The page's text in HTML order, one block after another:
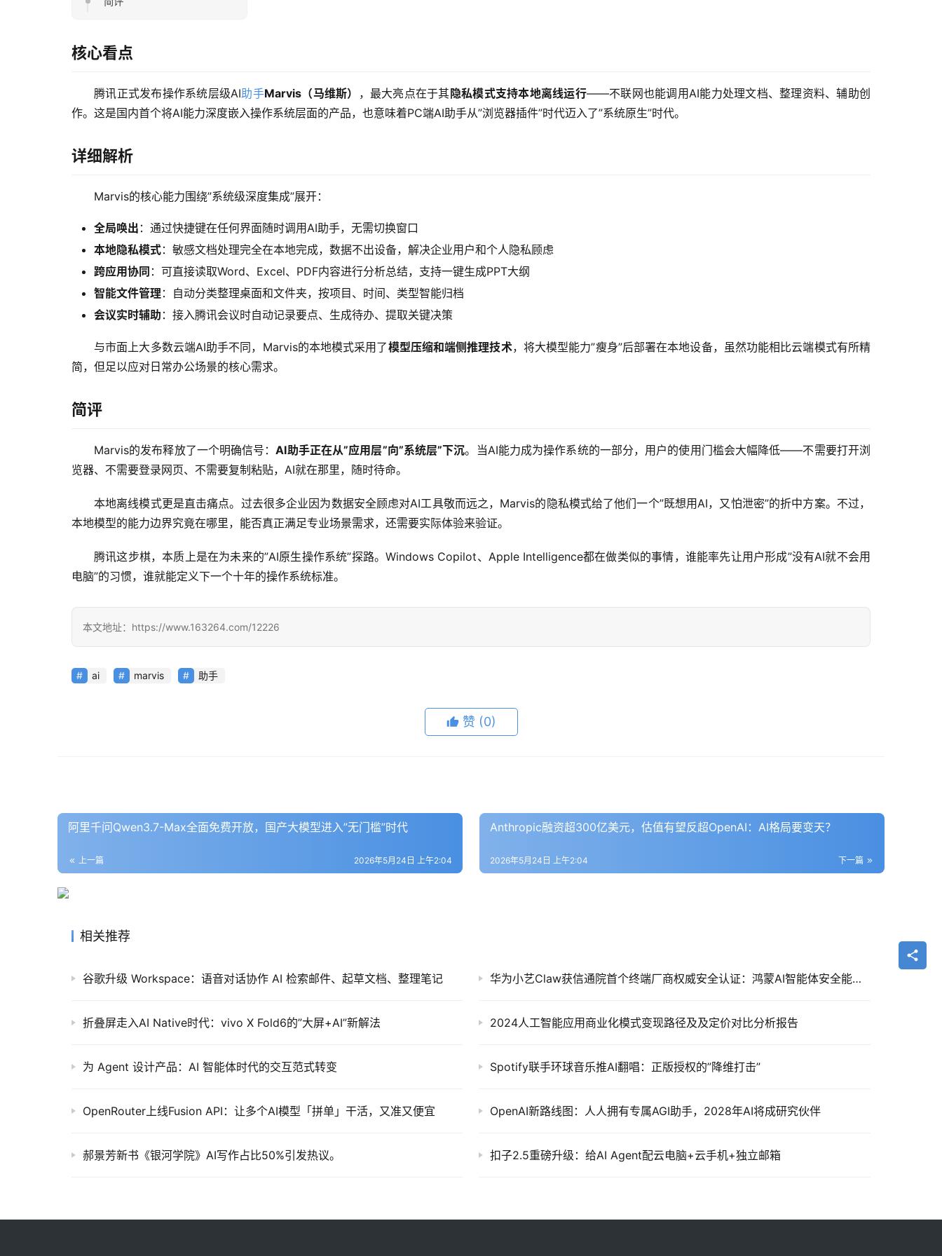
核心看点
腾讯正式发布操作系统层级AI助手Marvis（马维斯） ，最大亮点在于其隐私模式支持本地离线运行——不联网也能调用AI能力处理文档、整理资料、辅助创
作。这是国内首个将AI能力深度嵌入操作系统层面的产品，也意味着PC端AI助手从”浏览器插件”时代迈入了”系统原生”时代。
详细解析
Marvis的核心能力围绕”系统级深度集成”展开：
全局唤出 ：通过快捷键在任何界面随时调用AI助手，无需切换窗口
本地隐私模式：敏感文档处理完全在本地完成，数据不出设备，解决企业用户和个人隐私顾虑
跨应用协同 ：可直接读取Word、Excel、PDF内容进行分析总结，支持一键生成PPT大纲
智能文件管理 ：自动分类整理桌面和文件夹，按项目、时间、类型智能归档
会议实时辅助 ：接入腾讯会议时自动记录要点、生成待办、提取关键决策
与市面上大多数云端AI助手不同，Marvis的本地模式采用了模型压缩和端侧推理技术，将大模型能力”瘦身”后部署在本地设备，虽然功能相比云端模式有所精
简，但足以应对日常办公场景的核心需求。
简评
Marvis的发布释放了一个明确信号：AI助手正在从”应用层”向”系统层”下沉。当AI能力成为操作系统的一部分，用户的使用门槛会大幅降低——不需要打开浏
览器、不需要登录网页、不需要复制粘贴，AI就在那里，随时待命。
本地离线模式更是直击痛点。过去很多企业因为数据安全顾虑对AI工具敬而远之，Marvis的隐私模式给了他们一个”既想用AI，又怕泄密”的折中方案。不过，
本地模型的能力边界究竟在哪里，能否真正满足专业场景需求，还需要实际体验来验证。
腾讯这步棋，本质上是在为未来的”AI原生操作系统”探路。Windows Copilot、Apple Intelligence都在做类似的事情，谁能率先让用户形成”没有AI就不会用
电脑”的习惯，谁就能定义下一个十年的操作系统标准。
本文地址：https://www.163264.com/12226
ai marvis 助手
赞 (0)
阿里千问Qwen3.7-Max全面免费开放，国产大模型进入”无门槛”时代
上一篇 2026年5月24日 上午2:04
Anthropic融资超300亿美元，估值有望反超OpenAI：AI格局要变天？
下一篇
2026年5月24日 上午2:04
相关推荐
谷歌升级 Workspace：语音对话协作 AI 检索邮件、起草文档、整理笔记 华为小艺Claw获信通院首个终端厂商权威安全认证：鸿蒙AI智能体安全能力获认可
折叠屏走入AI Native时代：vivo X Fold6的”大屏+AI”新解法 2024人工智能应用商业化模式变现路径及及定价对比分析报告
为 Agent 设计产品：AI 智能体时代的交互范式转变 Spotify联手环球音乐推AI翻唱：正版授权的”降维打击”
OpenRouter上线Fusion API：让多个AI模型「拼单」干活，又准又便宜 OpenAI新路线图：人人拥有专属AGI助手，2028年AI将成研究伙伴
郝景芳新书《银河学院》AI写作占比50%引发热议。 扣子2.5重磅升级：给AI Agent配云电脑+云手机+独立邮箱